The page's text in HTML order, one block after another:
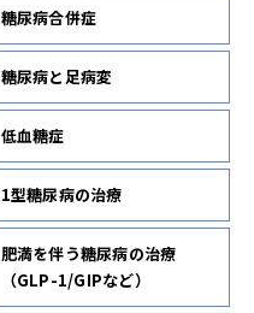
糖尿病合併症
糖尿病と足病変
低血糖症
1型糖尿病の治療
肥満を伴う糖尿病の治療
（GLP-1/GIPなど）